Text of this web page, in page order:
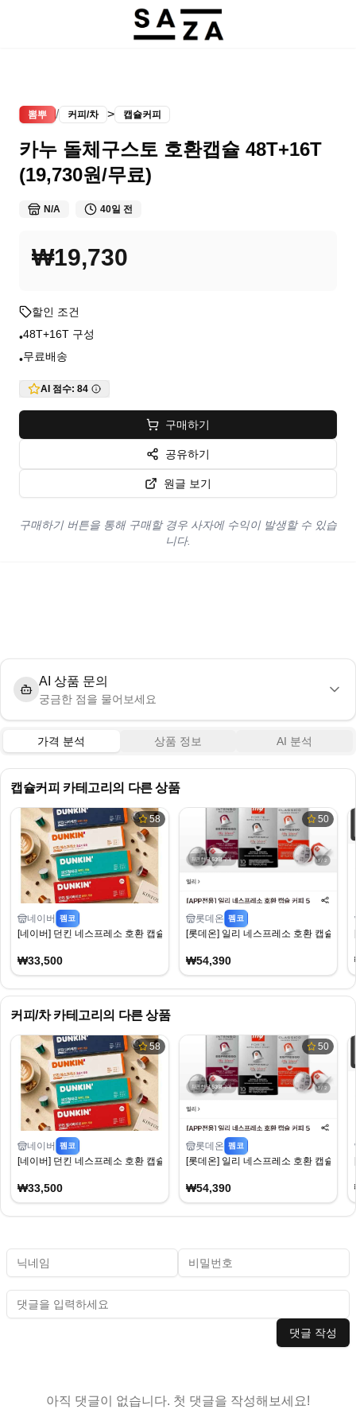
뽐뿌 / 커피/차 > 캡슐커피
카누 돌체구스토 호환캡슐 48T+16T
(19,730원/무료)
N/A 40일 전
₩19,730
할인 조건
•48T+16T 구성
•무료배송
AI 점수: 84
구매하기
공유하기
원글 보기
구매하기 버튼을 통해 구매할 경우 사자에 수익이 발생할 수 있습
니다.
AI 상품 문의
궁금한 점을 물어보세요
가격 분석 상품 정보 AI 분석
캡슐커피 카테고리의 다른 상품
58
네이버 펨코
[네이버] 던킨 네스프레소 호환 캡슐 커피 캡슐 5종 120개입 (33,500원) (무료)
₩33,500
50
롯데온 펨코
[롯데온] 일리 네스프레소 호환 캡슐 커
₩54,390
커피/차카테고리의 다른 상품
58
네이버 펨코
[네이버] 던킨 네스프레소 호환 캡슐 커피 캡슐 5종 120개입 (33,500원) (무료)
₩33,500
50
롯데온 펨코
[롯데온] 일리 네스프레소 호환 캡슐 커
₩54,390
댓글 작성
아직 댓글이 없습니다. 첫 댓글을 작성해보세요!